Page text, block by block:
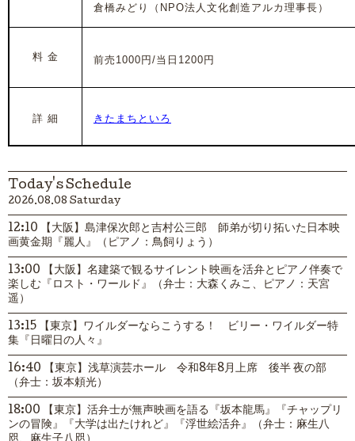
倉橋みどり（NPO法人文化創造アルカ理事長）
料 金 前売1000円/当日 1200円
詳 細 きたまちといろ
Today's Schedule
2026.08.08 Saturday
12:10 【大阪】島津保次郎と吉村公三郎 師弟が切り拓いた日本映
画黄金期『麗人』（ピアノ：鳥飼りょう）
13:00 【大阪】名建築で観るサイレント映画を活弁とピアノ伴奏で
楽しむ『ロスト・ワールド』（弁士：大森くみこ、ピアノ：天宮
遥）
13:15 【東京】ワイルダーならこうする！ ビリー・ワイルダー特
集『日曜日の人々』
16:40 【東京】浅草演芸ホール 令和8年8月上席 後半 夜の部
（弁士：坂本頼光）
18:00 【東京】活弁士が無声映画を語る『坂本龍馬』『チャップリ
ンの冒険』『大学は出たけれど』『浮世絵活弁』（弁士：麻生八